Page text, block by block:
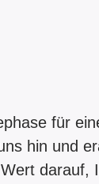
für
hin und
darauf,